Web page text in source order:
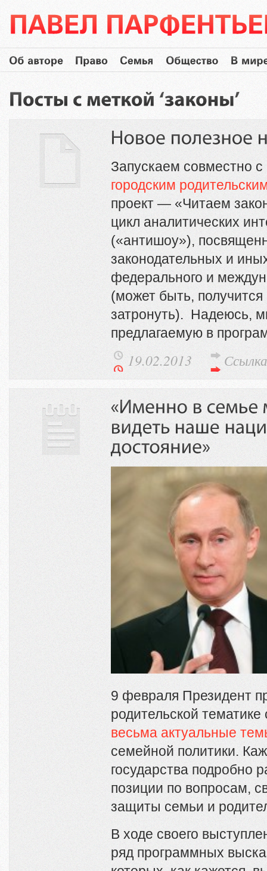
Запускаем совместно с
городским
проект — «Читаем
цикл аналитических
(«антишоу»),
законодательных и
федерального и
(может быть,
затронуть). Надеюсь,
предлагаемую в
19.02.2013 Ссылка
9 февраля Президент
родительской тематике
весьма актуальные
семейной политики.
государства подробно
позиции по вопросам,
защиты семьи и
В ходе своего
ряд программных